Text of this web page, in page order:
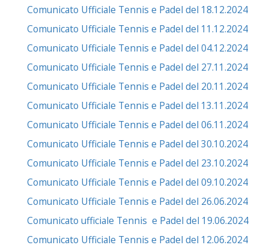
Comunicato Ufficiale Tennis e Padel del 18.12.2024
Comunicato Ufficiale Tennis e Padel del 11.12.2024
Comunicato Ufficiale Tennis e Padel del 04.12.2024
Comunicato Ufficiale Tennis e Padel del 27.11.2024
Comunicato Ufficiale Tennis e Padel del 20.11.2024
Comunicato Ufficiale Tennis e Padel del 13.11.2024
Comunicato Ufficiale Tennis e Padel del 06.11.2024
Comunicato Ufficiale Tennis e Padel del 30.10.2024
Comunicato Ufficiale Tennis e Padel del 23.10.2024
Comunicato Ufficiale Tennis e Padel del 09.10.2024
Comunicato Ufficiale Tennis e Padel del 26.06.2024
Comunicato ufficiale Tennis e Padel del 19.06.2024
Comunicato Ufficiale Tennis e Padel del 12.06.2024